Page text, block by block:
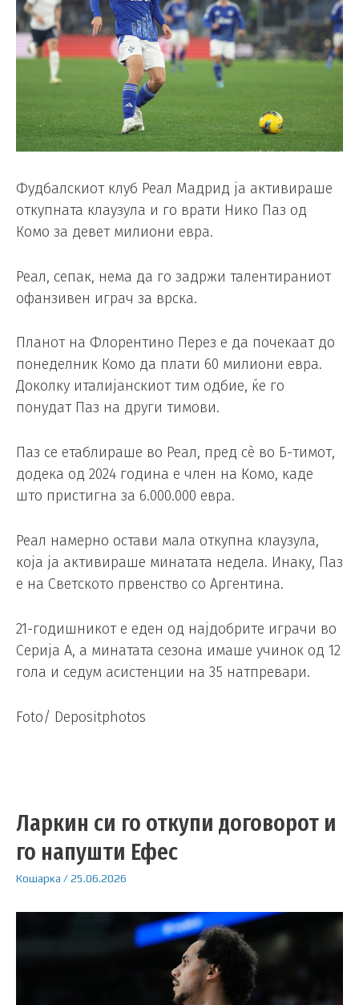
Фудбалскиот клуб Реал Мадрид ја активираше
откупната клаузула и го врати Нико Паз од
Комо за девет милиони евра.
Реал, сепак, нема да го задржи талентираниот
офанзивен играч за врска.
Планот на Флорентино Перез е да почекаат до
понеделник Комо да плати 60 милиони евра.
Доколку италијанскиот тим одбие, ќе го
понудат Паз на други тимови.
Паз се етаблираше во Реал, пред сè во Б-тимот,
додека од 2024 година е член на Комо, каде
што пристигна за 6.000.000 евра.
Реал намерно остави мала откупна клаузула,
која ја активираше минатата недела. Инаку, Паз
е на Светското првенство со Аргентина.
21-годишникот е еден од најдобрите играчи во
Серија А, а минатата сезона имаше учинок од 12
гола и седум асистенции на 35 натпревари.
Foto/ Depositphotos
Ларкин си го откупи договорот и
го напушти Ефес
Кошарка /25.06.2026